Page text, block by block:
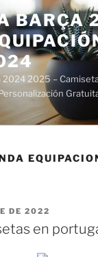
BARÇA
2024 2025 –
DE 2022
en